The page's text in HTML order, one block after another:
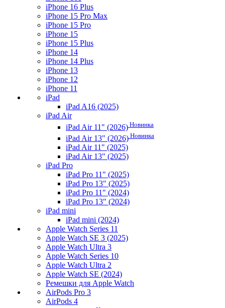
iPhone 16 Plus
iPhone 15 Pro Max
iPhone 15 Pro
iPhone 15
iPhone 15 Plus
iPhone 14
iPhone 14 Plus
iPhone 13
iPhone 12
iPhone 11
iPad
iPad A16 (2025)
iPad Air
iPad Air 11" (2026) Новинка
iPad Air 13" (2026) Новинка
iPad Air 11" (2025)
iPad Air 13" (2025)
iPad Pro
iPad Pro 11" (2025)
iPad Pro 13" (2025)
iPad Pro 11" (2024)
iPad Pro 13" (2024)
iPad mini
iPad mini (2024)
Apple Watch Series 11
Apple Watch SE 3 (2025)
Apple Watch Ultra 3
Apple Watch Series 10
Apple Watch Ultra 2
Apple Watch SE (2024)
Ремешки для Apple Watch
AirPods Pro 3
AirPods 4